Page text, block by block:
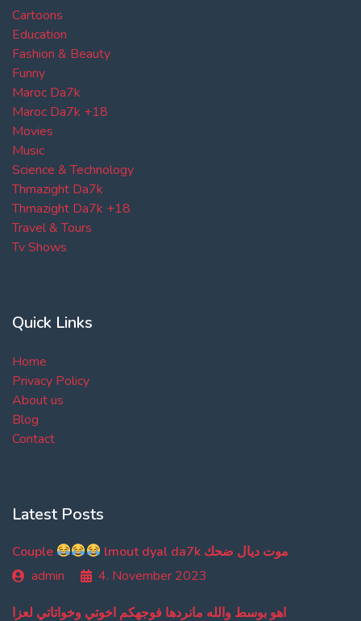
Cartoons
Education
Fashion & Beauty
Funny
Maroc Da7k
Maroc Da7k +18
Movies
Music
Science & Technology
Thmazight Da7k
Thmazight Da7k +18
Travel & Tours
Tv Shows
Quick Links
Home
Privacy Policy
About us
Blog
Contact
Latest Posts
Couple
lmout dyal da7k موت ديال ضحك
admin
4. November 2023
اهو بوسط والله مانردها فوجهكم اخوتي وخواتاتي لعزا